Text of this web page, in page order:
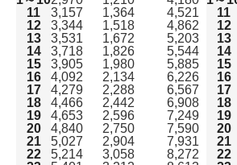
11
3,157 1,364 4,521 11
12
3,344 1,518 4,862 12
13
3,531 1,672 5,203 13
14
3,718 1,826 5,544 14
15
3,905 1,980 5,885 15
16
4,092 2,134 6,226 16
17
4,279 2,288 6,567 17
18
4,466 2,442 6,908 18
19
4,653 2,596 7,249 19
20
4,840 2,750 7,590 20
21
5,027 2,904 7,931 21
22
5,214 3,058 8,272 22